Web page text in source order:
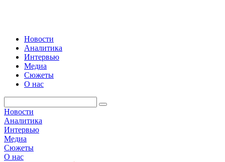
Новости
Аналитика
Интервью
Медиа
Сюжеты
О нас
Новости
Аналитика
Интервью
Медиа
Сюжеты
О нас